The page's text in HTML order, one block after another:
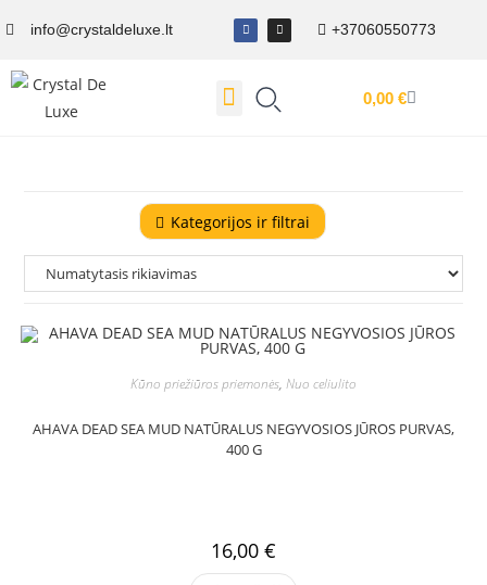
info@crystaldeluxe.lt +37060550773
0,00 €
Kategorijos ir filtrai
Kūno priežiūros priemonės, Nuo celiulito
AHAVA DEAD SEA MUD NATŪRALUS NEGYVOSIOS JŪROS PURVAS,
400 G
16,00 €